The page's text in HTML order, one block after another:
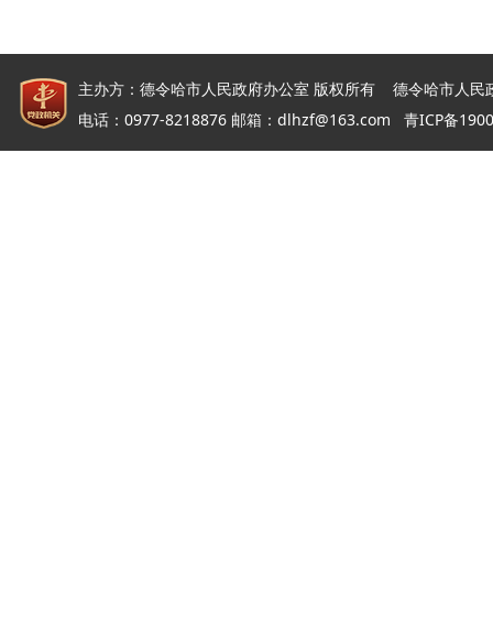
主办方：德令哈市人民政府办公室 版权所有 德令哈市人
电话：0977-8218876 邮箱：dlhzf@163.com 青ICP备